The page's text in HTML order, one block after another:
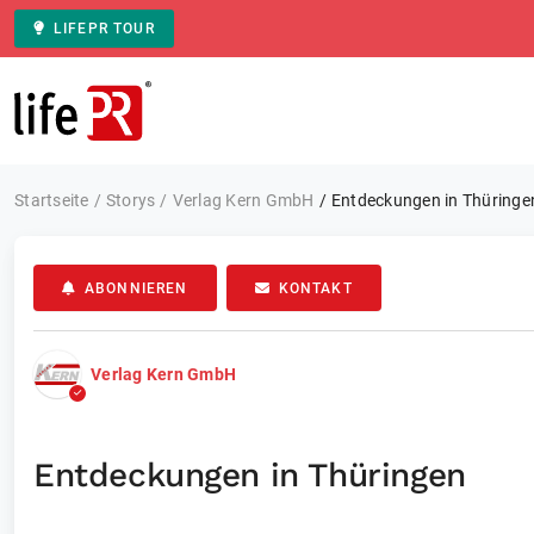
LIFEPR TOUR
Zur Startseite
Startseite Storys Verlag Kern GmbH Entdeckungen in
ABONNIEREN KONTAKT
Verlag Kern GmbH
Entdeckungen in Thüringen